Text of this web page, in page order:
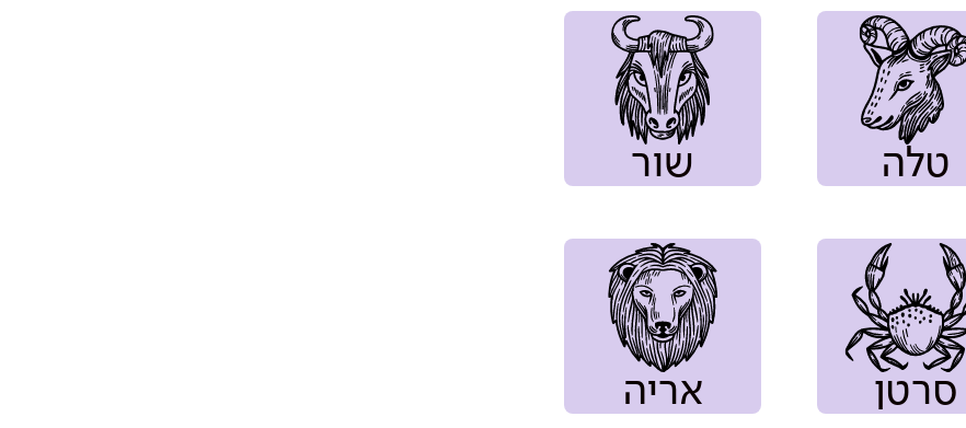
טלה שור
סרטן אריה